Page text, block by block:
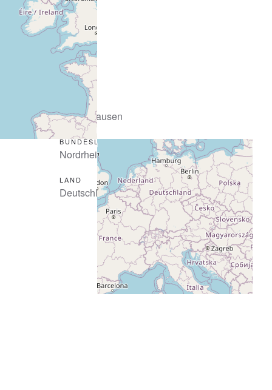
STADT
Braunshausen
BUNDESLAND
Nordrhein-Westfalen
LAND
Deutschland